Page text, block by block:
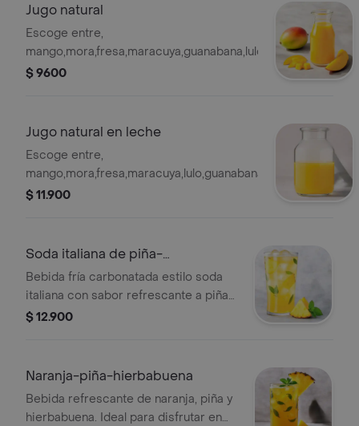
Jugo natural
Escoge entre,
mango,mora,fresa,maracuya,guanabana,lulo
$ 9600
Jugo natural en leche
Escoge entre,
mango,mora,fresa,maracuya,lulo,guanabana
$ 11.900
Soda italiana de piña-
hierbabuena
Bebida fría carbonatada estilo soda
italiana con sabor refrescante a piña y
hierbabuena.
$ 12.900
Naranja-piña-hierbabuena
Bebida refrescante de naranja, piña y
hierbabuena. Ideal para disfrutar en